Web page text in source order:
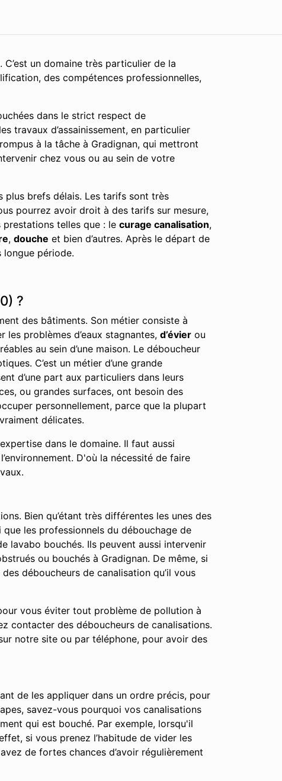
un domaine très particulier de la
des compétences professionnelles,
dans le strict respect de
travaux d’assainissement, en particulier
à la tâche à Gradignan, qui mettront
chez vous ou au sein de votre
plus brefs délais. Les tarifs sont très
pourrez avoir droit à des tarifs sur mesure,
telles que : le curage canalisation,
, douche et bien d’autres. Après le départ de
période.
?
des bâtiments. Son métier consiste à
problèmes d’eaux stagnantes, d’évier ou
au sein d’une maison. Le déboucheur
C’est un métier d’une grande
d’une part aux particuliers dans leurs
ou grandes surfaces, ont besoin des
personnellement, parce que la plupart
délicates.
dans le domaine. Il faut aussi
D'où la nécessité de faire
Bien qu’étant très différentes les unes des
que les professionnels du débouchage de
lavabo bouchés. Ils peuvent aussi intervenir
ou bouchés à Gradignan. De même, si
déboucheurs de canalisation qu’il vous
vous éviter tout problème de pollution à
contacter des déboucheurs de canalisations.
notre site ou par téléphone, pour avoir des
de les appliquer dans un ordre précis, pour
savez-vous pourquoi vos canalisations
qui est bouché. Par exemple, lorsqu'il
si vous prenez l’habitude de vider les
de fortes chances d’avoir régulièrement